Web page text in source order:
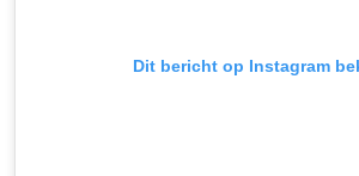
Dit bericht op Instagram